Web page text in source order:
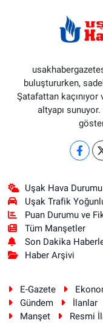
buluştururken,
Şatafattan
altyapı
Uşak Hava Durumu
Uşak Trafik
Puan Durumu ve
Tüm Manşetler
Son Dakika
Haber Arşivi
E-Gazete
Gündem
İlanlar
Manşet
Resmi